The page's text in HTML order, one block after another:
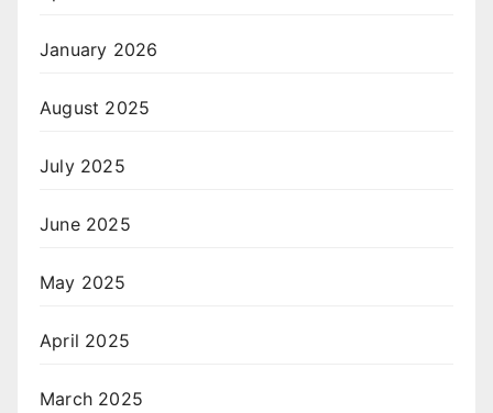
January 2026
August 2025
July 2025
June 2025
May 2025
April 2025
March 2025